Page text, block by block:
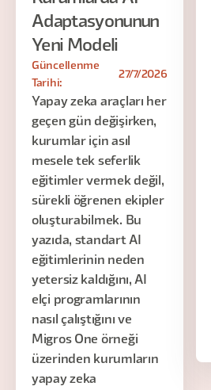
Adaptasyonunun
Yeni Modeli
Güncellenme
Tarihi:
27/7/2026
Yapay zeka araçları her
geçen gün değişirken,
kurumlar için asıl
mesele tek seferlik
eğitimler vermek değil,
sürekli öğrenen ekipler
oluşturabilmek. Bu
yazıda, standart AI
eğitimlerinin neden
yetersiz kaldığını, AI
elçi programlarının
nasıl çalıştığını ve
Migros One örneği
üzerinden kurumların
yapay zeka